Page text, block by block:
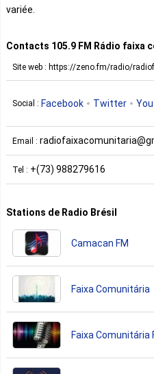
variée.
Contacts 105.9 FM Rádio faixa
Site web : https://zeno.fm/radio/
Social : Facebook Twitter
Email :
Tel : +(73) 988279616
Stations de Radio Brésil
Camacan FM
Faixa Comunitária
Faixa Comunitária